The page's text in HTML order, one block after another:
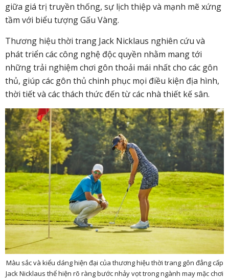
giữa giá trị truyền thống, sự lịch thiệp và mạnh mẽ xứng
tầm với biểu tượng Gấu Vàng.
Thương hiệu thời trang Jack Nicklaus nghiên cứu và
phát triển các công nghệ độc quyền nhằm mang tới
những trải nghiệm chơi gôn thoải mái nhất cho các gôn
thủ, giúp các gôn thủ chinh phục mọi điều kiện địa hình,
thời tiết và các thách thức đến từ các nhà thiết kế sân.
Màu sắc và kiểu dáng hiện đại của thương hiệu thời trang gôn đẳng cấp
Jack Nicklaus thể hiện rõ ràng bước nhảy vọt trong ngành may mặc chơi